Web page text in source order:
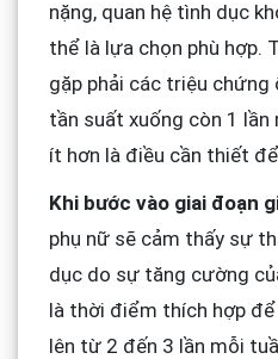
nặng, quan hệ tình dục
thể là lựa chọn phù hợp.
gặp phải các triệu chứng
tần suất xuống còn 1
ít hơn là điều cần thiết
Khi bước vào giai đoạn
phụ nữ sẽ cảm thấy sự
dục do sự tăng cường
là thời điểm thích hợp
lên từ 2 đến 3 lần mỗi